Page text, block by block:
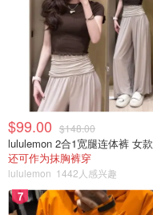
$99.00 $148.00
lululemon 2合1宽腿连体裤 女款
还可作为抹胸裤穿
lululemon 1442人感兴趣
7